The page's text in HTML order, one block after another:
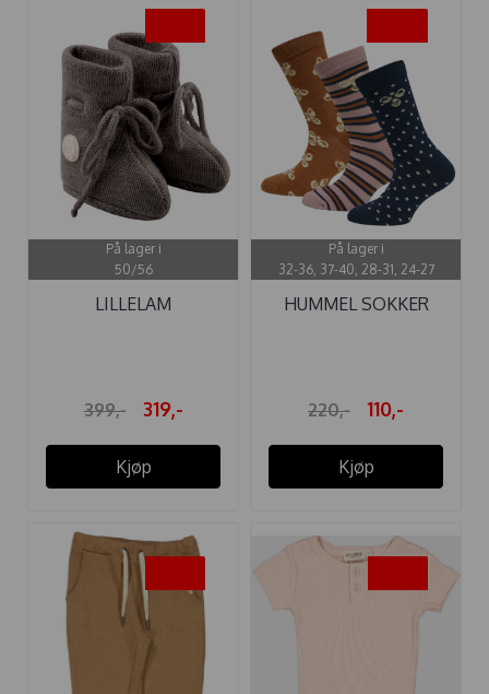
På lager i
50/56
LILLELAM
399,- 319,-
Kjøp
På lager i
32-36, 37-40, 28-31, 24-27
HUMMEL SOKKER
220,- 110,-
Kjøp